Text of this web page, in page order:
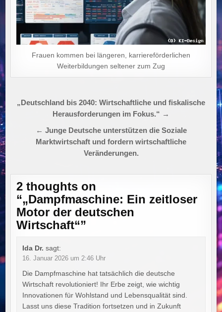
Frauen kommen bei längeren, karriereförderlichen
Weiterbildungen seltener zum Zug
Beitragsnavigation
„Deutschland bis 2040: Wirtschaftliche und fiskalische
Herausforderungen im Fokus.“ →
← Junge Deutsche unterstützen die Soziale
Marktwirtschaft und fordern wirtschaftliche
Veränderungen.
2 thoughts on
“„Dampfmaschine: Ein zeitloser
Motor der deutschen
Wirtschaft“”
Ida Dr. sagt:
16. Januar 2026 um 2:46 Uhr
Die Dampfmaschine hat tatsächlich die deutsche
Wirtschaft revolutioniert! Ihr Erbe zeigt, wie wichtig
Innovationen für Wohlstand und Lebensqualität sind.
Lasst uns diese Tradition fortsetzen und in Zukunft